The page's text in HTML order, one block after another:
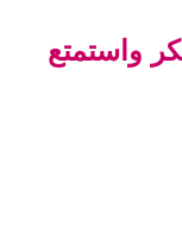
واستمتع